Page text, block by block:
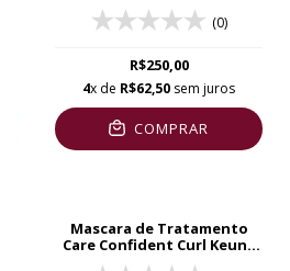
(0)
R$250,00
4x de R$62,50 sem juros
COMPRAR
Mascara de Tratamento
Care Confident Curl Keune
50ml